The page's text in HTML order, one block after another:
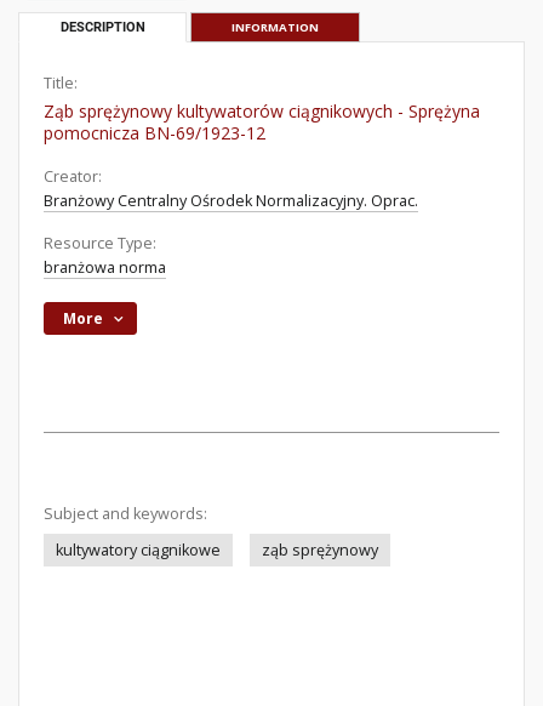
DESCRIPTION INFORMATION
Title:
Ząb sprężynowy kultywatorów ciągnikowych - Sprężyna
pomocnicza BN-69/1923-12
Creator:
Branżowy Centralny Ośrodek Normalizacyjny. Oprac.
Resource Type:
branżowa norma
More
Subject and keywords:
kultywatory ciągnikowe
ząb sprężynowy